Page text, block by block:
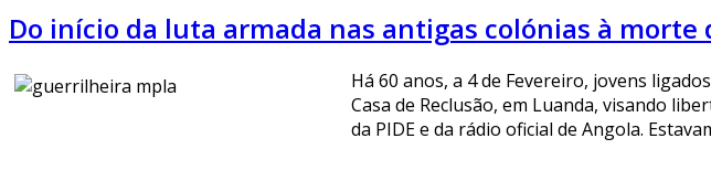
Do início da luta armada nas antigas colónias à
Há 60 anos, a 4 de Fevereiro, jovens
Casa de Reclusão, em Luanda, visando
da PIDE e da rádio oficial de Angola.